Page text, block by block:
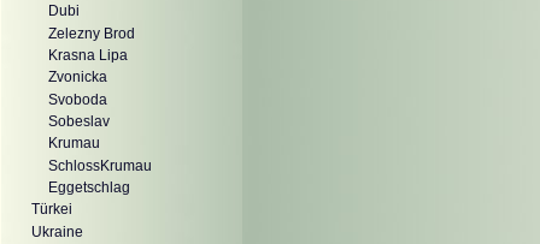
Dubi
Zelezny Brod
Krasna Lipa
Zvonicka
Svoboda
Sobeslav
Krumau
SchlossKrumau
Eggetschlag
Türkei
Ukraine